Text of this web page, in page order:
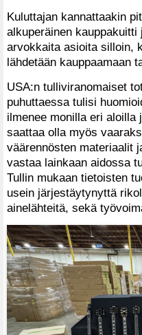
Kuluttajan kannattaakin
alkuperäinen
arvokkaita asioita silloin,
lähdetään kauppaamaan
USA:n tulliviranomaiset
puhuttaessa tulisi
ilmenee monilla eri aloilla
saattaa olla myös
väärennösten materiaalit
vastaa lainkaan aidossa
Tullin mukaan tietoisten
usein järjestäytynyttä
ainelähteitä, sekä